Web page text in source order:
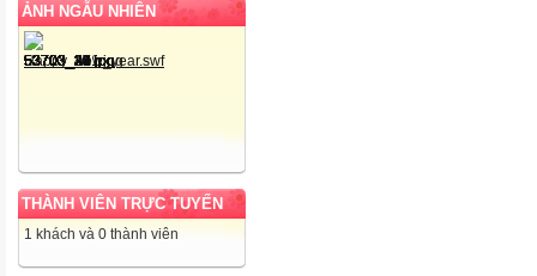
ẢNH NGẪU NHIÊN
THÀNH VIÊN TRỰC TUYẾN
1 khách và 0 thành viên